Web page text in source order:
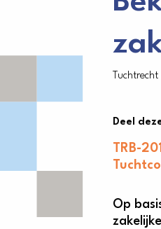
Deel
TRB-
Op